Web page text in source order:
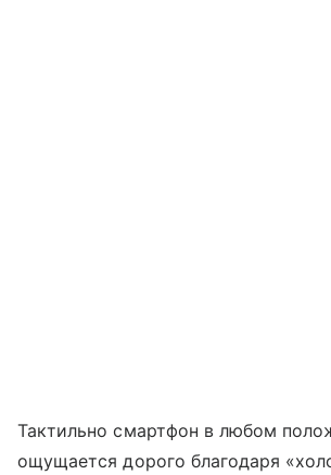
Тактильно смартфон в любом
ощущается дорого благодаря